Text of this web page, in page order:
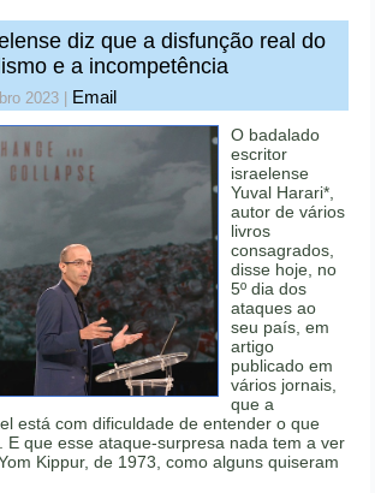
diz que a disfunção real do
e a incompetência
2023 Email
O badalado
escritor
israelense
Yuval Harari*,
autor de vários
livros
consagrados,
disse hoje, no
5º dia dos
ataques ao
seu país, em
artigo
publicado em
vários jornais,
que a
está com dificuldade de entender o que
E que esse ataque-surpresa nada tem a ver
Kippur, de 1973, como alguns quiseram